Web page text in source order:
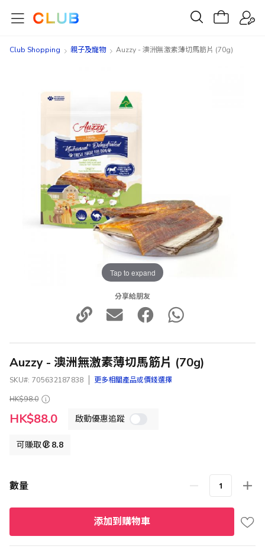
Club Shopping 親子及寵物 Auzzy - 澳洲無激素薄切馬筋片 (70g)
Tap to expand
分享給朋友
Auzzy - 澳洲無激素薄切馬筋片 (70g)
SKU 705632187838
更多相關產品或價錢選擇
HK$98.0
特
殊
HK$88.0 啟動優惠追蹤
可賺取 8.8
數量
添加到購物車